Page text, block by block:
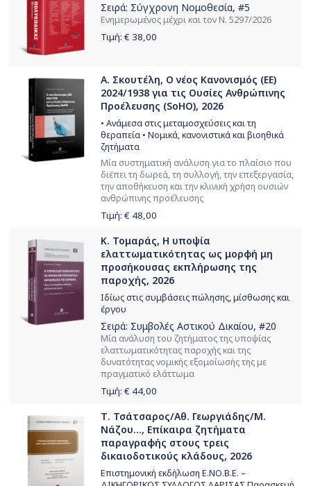
Σειρά: Σύγχρονη Νομοθεσία, #5
Ενημερωμένος μέχρι και τον Ν. 5297/2026
Τιμή: € 38,00
Α. Σκουτέλη, Ο νέος Κανονισμός (ΕΕ)
2024/1938 για τις Ουσίες Ανθρώπινης
Προέλευσης (SoHO), 2026
• Ανάμεσα στις μεταμοσχεύσεις και τη
θεραπεία • Νομικά, κανονιστικά και βιοηθικά
ζητήματα
Μία συστηματική ανάλυση για το πλαίσιο που
διέπει τη δωρεά, τη συλλογή, την επεξεργασία,
την αποθήκευση και την κλινική χρήση ουσιών
ανθρώπινης προέλευσης
Τιμή: € 48,00
Κ. Τομαράς, Η υποψία
ελαττωματικότητας ως μορφή μη
προσήκουσας εκπλήρωσης της
παροχής, 2026
Ιδίως στις συμβάσεις πώλησης, μίσθωσης και
έργου
Σειρά: Συμβολές Αστικού Δικαίου, #20
Μία ανάλυση του ζητήματος της υποψίας
ελαττωματικότητας παροχής και της
δυνατότητας νομικής εξομοίωσής της με
πραγματικό ελάττωμα
Τιμή: € 44,00
Τ. Τσάτσαρος/Αθ. Γεωργιάδης/Μ.
Νάζου..., Επίκαιρα ζητήματα
παραγραφής στους τρεις
δικαιοδοτικούς κλάδους, 2026
Επιστημονική εκδήλωση Ε.ΝΟ.Β.Ε. –